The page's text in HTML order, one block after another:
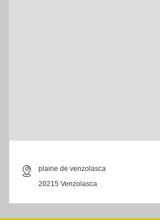
plaine de venzolasca
20215 Venzolasca